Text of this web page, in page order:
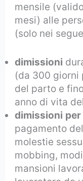
mensile
mesi) alle
(solo nei
dimissioni
(da 300 giorni
del parto e
anno di vita
dimissioni
pagamento
molestie
mobbing,
mansioni